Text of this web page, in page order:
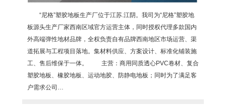
“尼格”塑胶地板生产厂位于江苏.江阴。我司为“尼格”塑胶地
板源头生产厂家西南区域官方运营主体，同时授权代理多款国内
外高端弹性地材品牌，全权负责自有品牌西南地区市场运营、渠
道拓展与工程项目落地。集材料供应、方案设计、标准化铺装施
工、售后维保于一体。 主营：商用同质透心PVC卷材、复合
塑胶地板、橡胶地板、运动地胶、防静电地板；同时为了满足客
户需求公司…